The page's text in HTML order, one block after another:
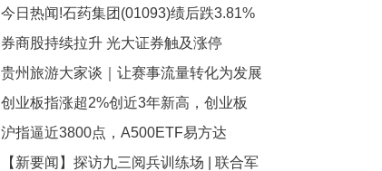
科技公司
今日热闻!石药集团(01093)绩后跌3.81%
中期溢利同比减少15.64%
券商股持续拉升 光大证券触及涨停
贵州旅游大家谈｜让赛事流量转化为发展
增量|视点
创业板指涨超2%创近3年新高，创业板
ETF（159915）交投活跃，近日“吸金”态
势强劲 聚看点
沪指逼近3800点，A500ETF易方达
（159361）、沪深300ETF易方达
【新要闻】探访九三阅兵训练场 | 联合军